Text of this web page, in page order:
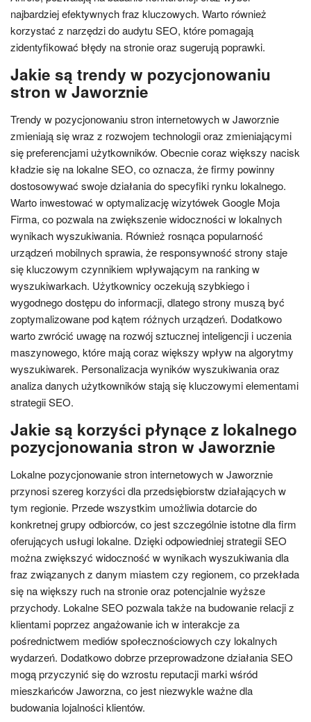
najbardziej efektywnych fraz kluczowych. Warto również
korzystać z narzędzi do audytu SEO, które pomagają
zidentyfikować błędy na stronie oraz sugerują poprawki.
Jakie są trendy w pozycjonowaniu
stron w Jaworznie
Trendy w pozycjonowaniu stron internetowych w Jaworznie
zmieniają się wraz z rozwojem technologii oraz zmieniającymi
się preferencjami użytkowników. Obecnie coraz większy nacisk
kładzie się na lokalne SEO, co oznacza, że firmy powinny
dostosowywać swoje działania do specyfiki rynku lokalnego.
Warto inwestować w optymalizację wizytówek Google Moja
Firma, co pozwala na zwiększenie widoczności w lokalnych
wynikach wyszukiwania. Również rosnąca popularność
urządzeń mobilnych sprawia, że responsywność strony staje
się kluczowym czynnikiem wpływającym na ranking w
wyszukiwarkach. Użytkownicy oczekują szybkiego i
wygodnego dostępu do informacji, dlatego strony muszą być
zoptymalizowane pod kątem różnych urządzeń. Dodatkowo
warto zwrócić uwagę na rozwój sztucznej inteligencji i uczenia
maszynowego, które mają coraz większy wpływ na algorytmy
wyszukiwarek. Personalizacja wyników wyszukiwania oraz
analiza danych użytkowników stają się kluczowymi elementami
strategii SEO.
Jakie są korzyści płynące z lokalnego
pozycjonowania stron w Jaworznie
Lokalne pozycjonowanie stron internetowych w Jaworznie
przynosi szereg korzyści dla przedsiębiorstw działających w
tym regionie. Przede wszystkim umożliwia dotarcie do
konkretnej grupy odbiorców, co jest szczególnie istotne dla firm
oferujących usługi lokalne. Dzięki odpowiedniej strategii SEO
można zwiększyć widoczność w wynikach wyszukiwania dla
fraz związanych z danym miastem czy regionem, co przekłada
się na większy ruch na stronie oraz potencjalnie wyższe
przychody. Lokalne SEO pozwala także na budowanie relacji z
klientami poprzez angażowanie ich w interakcje za
pośrednictwem mediów społecznościowych czy lokalnych
wydarzeń. Dodatkowo dobrze przeprowadzone działania SEO
mogą przyczynić się do wzrostu reputacji marki wśród
mieszkańców Jaworzna, co jest niezwykle ważne dla
budowania lojalności klientów.